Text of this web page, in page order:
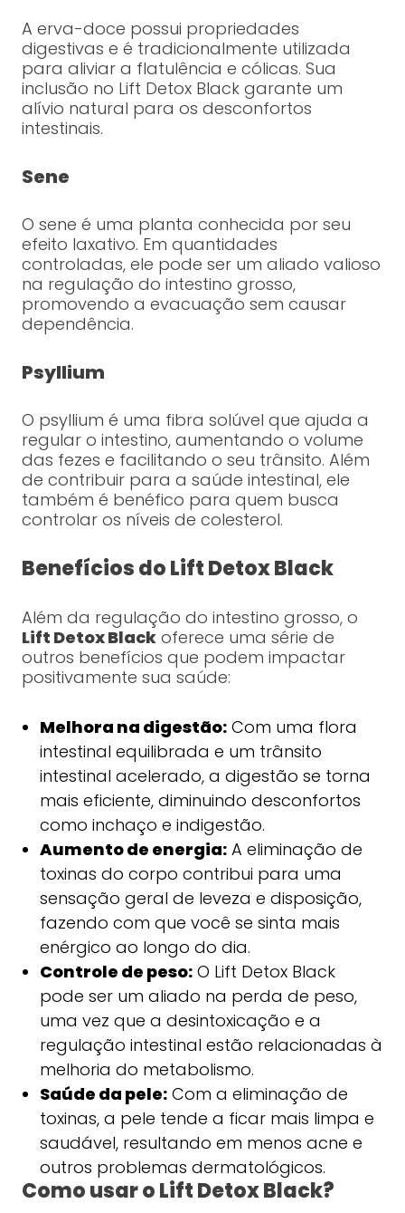
A erva-doce possui propriedades
digestivas e é tradicionalmente utilizada
para aliviar a flatulência e cólicas. Sua
inclusão no Lift Detox Black garante um
alívio natural para os desconfortos
intestinais.
Sene
O sene é uma planta conhecida por seu
efeito laxativo. Em quantidades
controladas, ele pode ser um aliado valioso
na regulação do intestino grosso,
promovendo a evacuação sem causar
dependência.
Psyllium
O psyllium é uma fibra solúvel que ajuda a
regular o intestino, aumentando o volume
das fezes e facilitando o seu trânsito. Além
de contribuir para a saúde intestinal, ele
também é benéfico para quem busca
controlar os níveis de colesterol.
Benefícios do Lift Detox Black
Além da regulação do intestino grosso, o
Lift Detox Blackoferece uma série de
outros benefícios que podem impactar
positivamente sua saúde:
Melhora na digestão:Com uma flora
intestinal equilibrada e um trânsito
intestinal acelerado, a digestão se torna
mais eficiente, diminuindo desconfortos
como inchaço e indigestão.
Aumento de energia:A eliminação de
toxinas do corpo contribui para uma
sensação geral de leveza e disposição,
fazendo com que você se sinta mais
enérgico ao longo do dia.
Controle de peso:O Lift Detox Black
pode ser um aliado na perda de peso,
uma vez que a desintoxicação e a
regulação intestinal estão relacionadas à
melhoria do metabolismo.
Saúde da pele:Com a eliminação de
toxinas, a pele tende a ficar mais limpa e
saudável, resultando em menos acne e
outros problemas dermatológicos.
Como usar o Lift Detox Black?